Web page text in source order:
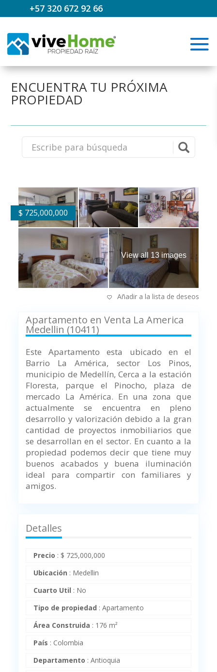
+57 320 672 92 66
ENCUENTRA TU PRÓXIMA
PROPIEDAD
$ 725,000,000
View all 13 images
Añadir a la lista de deseos
Apartamento en Venta La America
Medellin (10411)
Este Apartamento esta ubicado en el
Barrio La América, sector Los Pinos,
municipio de Medellín, Cerca a la estación
Floresta, parque el Pinocho, plaza de
mercado La América. En una zona que
actualmente se encuentra en pleno
desarrollo y valorización debido a la gran
cantidad de proyectos inmobiliarios que
se desarrollan en el sector. En cuanto a la
propiedad podemos decir que tiene muy
buenos acabados y buena iluminación
ideal para compartir con familiares y
amigos.
Detalles
Precio : $ 725,000,000
Ubicación : Medellin
Cuarto Util : No
Tipo de propiedad :Apartamento
Área Construida : 176 m²
País : Colombia
Departamento :Antioquia